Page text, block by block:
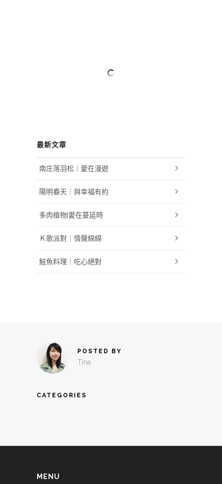
最新文章
南庄落羽松｜愛在漫遊
陽明春天｜與幸福有約
多肉植物|愛在蔓延時
Ｋ歌派對｜情聲綿綿
鮭魚料理｜吃心絕對
POSTED BY
Tina
CATEGORIES
MENU